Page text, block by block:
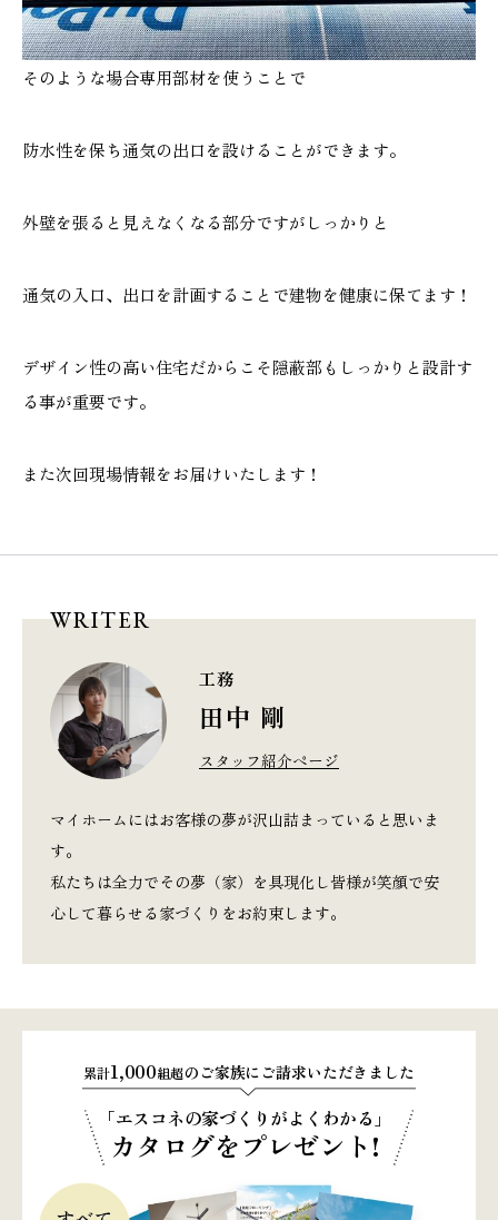
そのような場合専用部材を使うことで
防水性を保ち通気の出口を設けることができます。
外壁を張ると見えなくなる部分ですがしっかりと
通気の入口、出口を計画することで建物を健康に保てます！
デザイン性の高い住宅だからこそ隠蔽部もしっかりと設計す
る事が重要です。
また次回現場情報をお届けいたします！
WRITER
工務
田中 剛
スタッフ紹介ページ
マイホームにはお客様の夢が沢山詰まっていると思いま
す。
私たちは全力でその夢（家）を具現化し皆様が笑顔で安
心して暮らせる家づくりをお約束します。
累計1,000組超のご家族にご請求いただきました
「エスコネの家づくりがよくわかる」
カタログをプレゼント!